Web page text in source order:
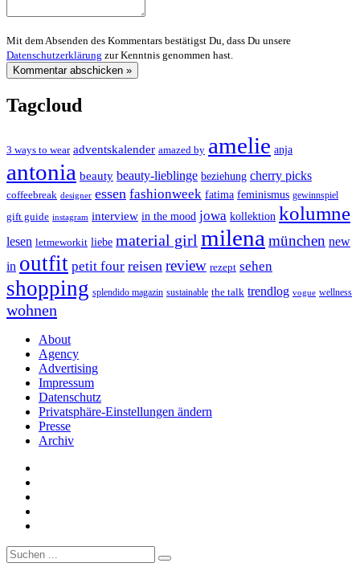
Mit dem Absenden des Kommentars bestätigst Du, dass Du unsere
Datenschutzerklärung zur Kenntnis genommen hast.
Tagcloud
3 ways to wear adventskalender amazed by amelie anja
antonia beauty beauty-lieblinge beziehung cherry picks
coffeebreak designer essen fashionweek fatima feminismus gewinnspiel
gift guide instagram interview in the mood jowa kollektion kolumne
lesen letmeworkit liebe material girl milena münchen new
in outfit petit four reisen review rezept sehen
shopping splendido magazin sustainable the talk trendlog vogue wellness
wohnen
About
Agency
Advertising
Impressum
Datenschutz
Privatsphäre-Einstellungen ändern
Presse
Archiv